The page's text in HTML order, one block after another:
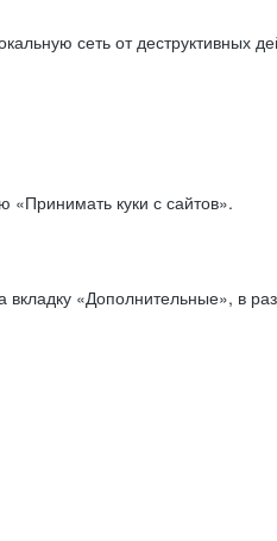
сеть от деструктивных
куки с сайтов».
вкладку «Дополнительные», в